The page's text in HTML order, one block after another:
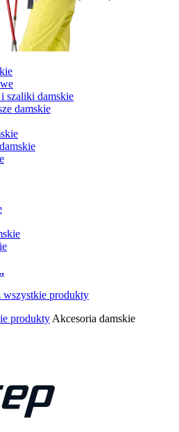
szaliki damskie
damskie
produkty Akcesoria damskie